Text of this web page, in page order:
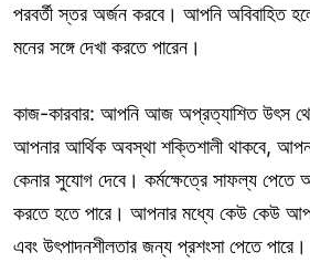
পরবর্তী স্তর অর্জন করবে। আপনি
মনের সঙ্গে দেখা করতে পারেন।
কাজ-কারবার: আপনি আজ অপ্রত্যাশিত উৎস
আপনার আর্থিক অবস্থা শক্তিশালী থাকবে,
কেনার সুযোগ দেবে। কর্মক্ষেত্রে সাফল্য
করতে হতে পারে। আপনার মধ্যে কেউ কেউ
এবং উৎপাদনশীলতার জন্য প্রশংসা পেতে পারে।